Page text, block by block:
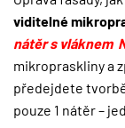
viditelné
nátěr s vláknem
mikropraskliny a
předejdete
pouze 1 nátěr –